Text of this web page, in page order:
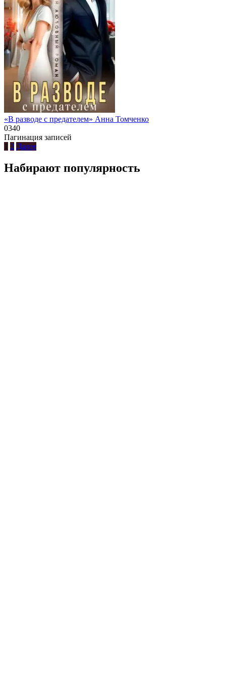
«В разводе с предателем» Анна Томченко
0340
Пагинация записей
1 2 Далее
Набирают популярность